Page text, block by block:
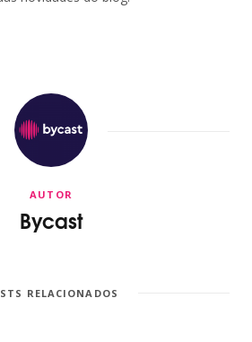
AUTOR
Bycast
RELACIONADOS